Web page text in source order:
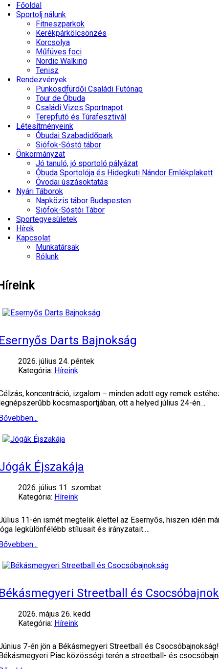
Főoldal
Sportolj nálunk
Fitneszparkok
Kerékpárkölcsönzés
Korcsolya
Műfüves foci
Nordic Walking
Tenisz
Rendezvények
Pünkösdfürdői Családi Futónap
Tour de Óbuda
Családi Vizes Sportnapot
Terepfutó és Túrafesztivál
Létesítményeink
Óbudai Szabadidőpark
Siófok-Sóstó tábor
Önkormányzat
Jó tanuló, jó sportoló pályázat
Óbuda Sportolója és Hidegkuti Nándor Emlékplakett
Óvodai úszásoktatás
Nyári Táborok
Napközis tábor Budapesten
Siófok-Sóstói Tábor
Sportegyesületek
Hírek
Kapcsolat
Munkatársak
Rólunk
Darts Bajnokság
2026. július 24. péntek
Kategória: Híreink
koncentráció, izgalom – minden adott egy remek
kocsmasportjában, ott a helyed július 24-én…
Éjszakája
2026. július 11. szombat
Kategória: Híreink
11-én ismét megtelik élettel az Esernyős, hiszen idén
legkülönfélébb stílusait és irányzatait.…
Streetball és
2026. május 26. kedd
Kategória: Híreink
7-én jön a Békásmegyeri Streetball és
Piac közösségi terén a streetball- és